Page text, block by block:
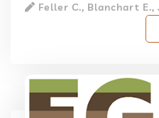
Feller C., Blanchart E.,